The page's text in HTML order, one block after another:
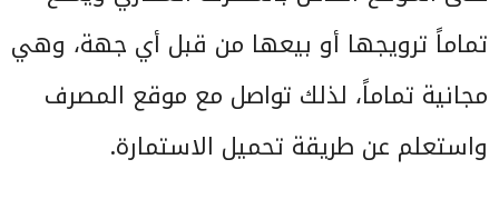
تماماً ترويجها أو بيعها من قبل أي جهة، وهي
مجانية تماماً، لذلك تواصل مع موقع المصرف
واستعلم عن طريقة تحميل الاستمارة.